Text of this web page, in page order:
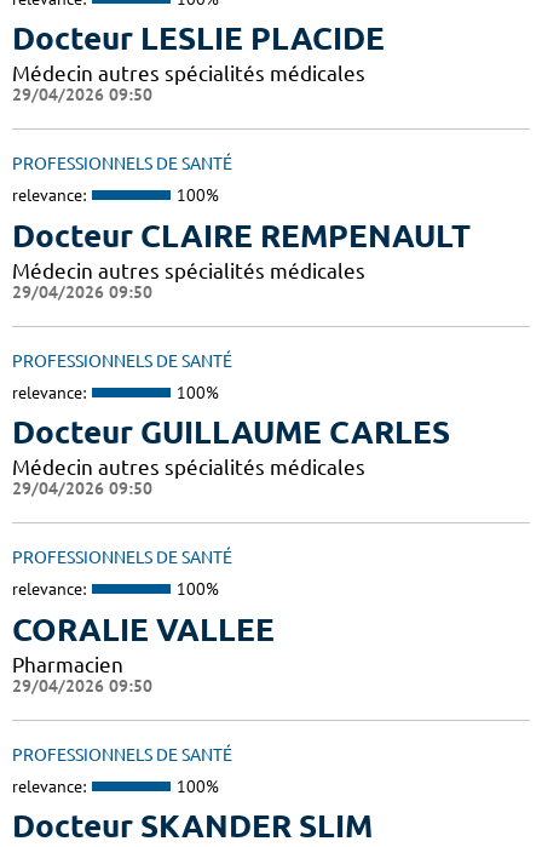
Docteur LESLIE PLACIDE
Médecin autres spécialités médicales
29/04/2026 09:50
PROFESSIONNELS DE SANTÉ
relevance: 100%
Docteur CLAIRE REMPENAULT
Médecin autres spécialités médicales
29/04/2026 09:50
PROFESSIONNELS DE SANTÉ
relevance: 100%
Docteur GUILLAUME CARLES
Médecin autres spécialités médicales
29/04/2026 09:50
PROFESSIONNELS DE SANTÉ
relevance: 100%
CORALIE VALLEE
Pharmacien
29/04/2026 09:50
PROFESSIONNELS DE SANTÉ
relevance: 100%
Docteur SKANDER SLIM